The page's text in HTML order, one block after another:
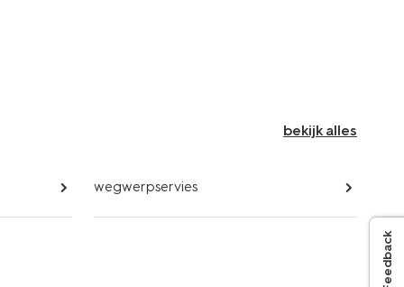
Feedback
bekijk alles
wegwerpservies